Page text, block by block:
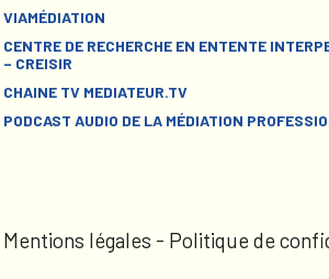
VIAMÉDIATION
CENTRE DE RECHERCHE EN ENTENTE
– CREISIR
CHAINE TV MEDIATEUR.TV
PODCAST AUDIO DE LA MÉDIATION
Mentions légales - Politique de